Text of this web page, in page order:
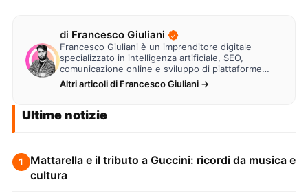
di Francesco Giuliani
Francesco Giuliani è un imprenditore digitale
specializzato in intelligenza artificiale, SEO,
comunicazione online e sviluppo di piattaforme
web. Lavora alla creazione di…
Altri articoli di Francesco Giuliani →
Ultime notizie
1
Mattarella e il tributo a Guccini: ricordi da musica e
cultura